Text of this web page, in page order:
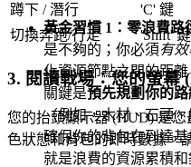
蹲下 / 潛行
'C' 鍵
切換奔跑/行走
'Shift' 鍵
3. 閱讀戰場：您的螢幕
您的抬頭顯示器 (HUD) 是
色狀態和背包的即時數據。
黃金習慣 1：零浪費路
是不夠的；你必須有
化資源節點之間的距離
關鍵是預先規劃你的路
（例如，木材、石頭
確保你的背包在到達
就是浪費的資源累積和